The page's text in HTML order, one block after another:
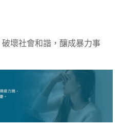
壞社會和諧，釀成暴力事